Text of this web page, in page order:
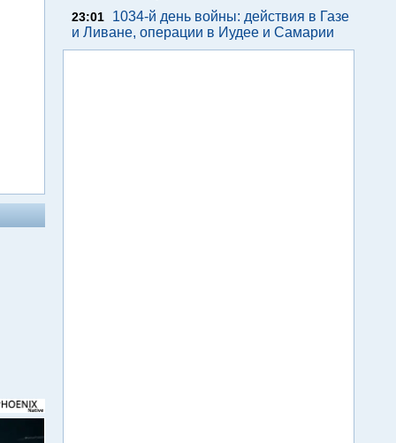
23:01
1034-й день войны: действия в Газе
и Ливане, операции в Иудее и Самарии